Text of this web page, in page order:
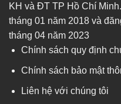
KH và ĐT TP Hồ Chí
tháng 01 năm 2018 và
tháng 04 năm 2023
Chính sách quy định
Chính sách bảo mật
Liên hệ với chúng tôi